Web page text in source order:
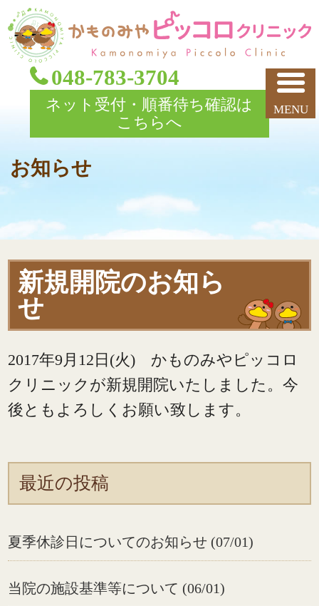
048-783-3704
ネット受付・順番待ち確認は
こちらへ
お知らせ
新規開院のお知ら
せ
2017年9月12日(火) かものみやピッコロ
クリニックが新規開院いたしました。今
後ともよろしくお願い致します。
最近の投稿
夏季休診日についてのお知らせ (07/01)
当院の施設基準等について (06/01)